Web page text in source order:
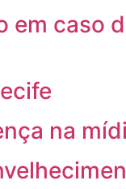
em caso
na